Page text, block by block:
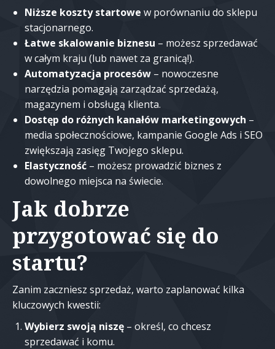
Niższe koszty startowe w porównaniu do sklepu
stacjonarnego.
Łatwe skalowanie biznesu – możesz sprzedawać
w całym kraju (lub nawet za granicą!).
Automatyzacja procesów – nowoczesne
narzędzia pomagają zarządzać sprzedażą,
magazynem i obsługą klienta.
Dostęp do różnych kanałów marketingowych –
media społecznościowe, kampanie Google Ads i SEO
zwiększają zasięg Twojego sklepu.
Elastyczność – możesz prowadzić biznes z
dowolnego miejsca na świecie.
Jak dobrze
przygotować się do
startu?
Zanim zaczniesz sprzedaż, warto zaplanować kilka
kluczowych kwestii:
Wybierz swoją niszę – określ, co chcesz
sprzedawać i komu.